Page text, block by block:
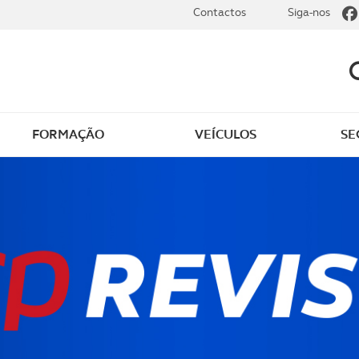
FORMAÇÃO VEÍCULOS
Contactos Siga-nos